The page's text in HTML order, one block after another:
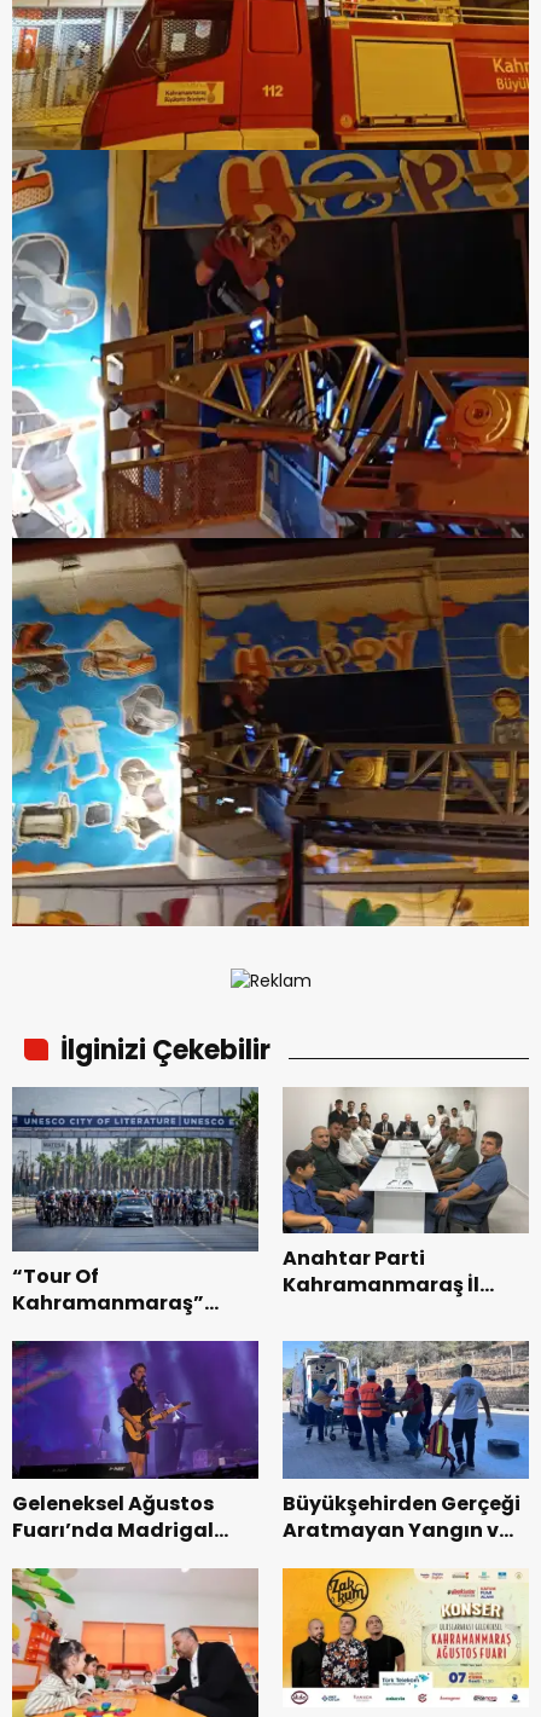
İlginizi Çekebilir
“Tour Of
Kahramanmaraş”
Bisikleti Turnuvası
Tamamlandı.
Anahtar Parti
Kahramanmaraş İl
Teşkilatı ile buluştu.
Geleneksel Ağustos
Fuarı’nda Madrigal
Büyükşehirden Gerçeği
Aratmayan Yangın ve